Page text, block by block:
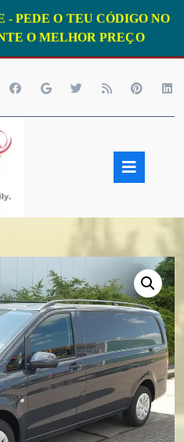
- PEDE O TEU CÓDIGO NO
O MELHOR PREÇO